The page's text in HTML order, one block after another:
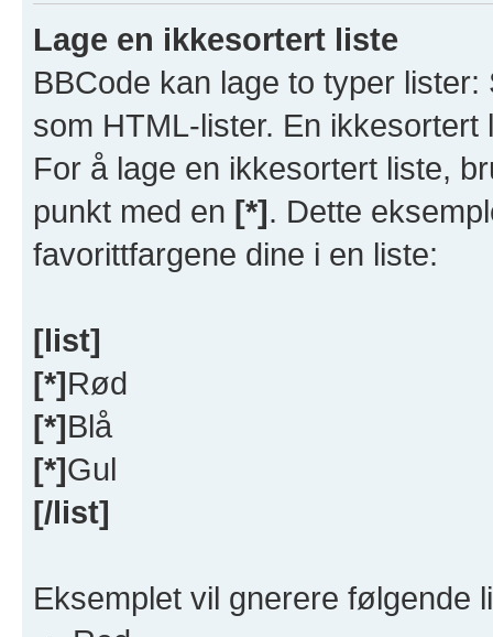
Lage en ikkesortert liste
BBCode kan lage to typer
som HTML-lister. En
For å lage en ikkesortert liste,
punkt med en [*]. Dette
favorittfargene dine i en liste:
[list]
[*]Rød
[*]Blå
[*]Gul
[/list]
Eksemplet vil gnerere følgende